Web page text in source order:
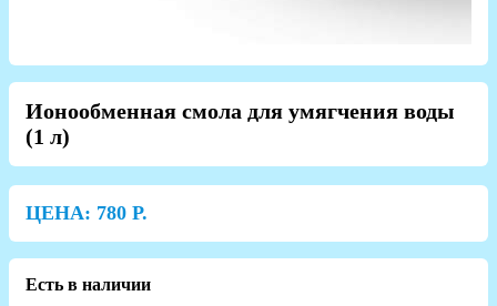
Ионообменная смола для умягчения воды
(1 л)
ЦЕНА: 780 Р.
Есть в наличии